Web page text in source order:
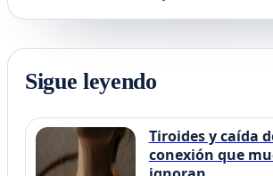
Sigue leyendo
Tiroides y caída
conexión que